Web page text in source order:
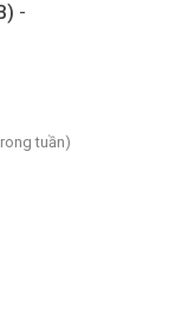
-
tuần)